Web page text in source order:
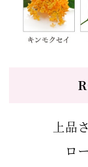
上品
ロ